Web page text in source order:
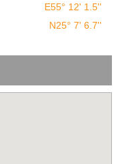
E55° 12' 1.5''
N25° 7' 6.7''